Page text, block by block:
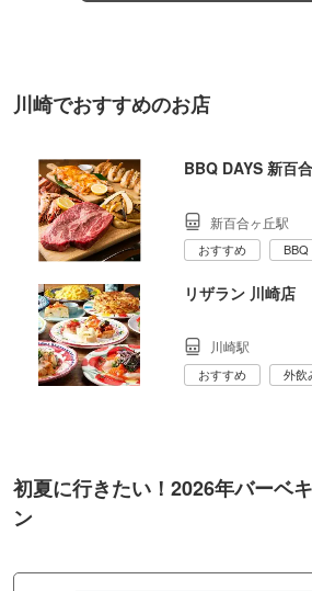
川崎でおすすめのお店
BBQ DAYS 新百
新百合ヶ丘駅
おすすめ BBQ
リザラン 川崎店
川崎駅
おすすめ 外飲
初夏に行きたい！2026年バーベ
ン